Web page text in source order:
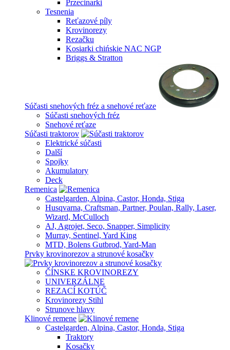
Przecinarki
Tesnenia
Reťazové píly
Krovinorezy
Rezačku
Kosiarki chińskie NAC NGP
Briggs & Stratton
Súčasti snehových fréz a snehové reťaze
Súčasti snehových fréz
Snehové reťaze
Súčasti traktorov
Elektrické súčasti
Další
Spojky
Akumulatory
Deck
Remenica
Castelgarden, Alpina, Castor, Honda, Stiga
Husqvarna, Craftsman, Partner, Poulan, Rally, Laser,
Wizard, McCulloch
AJ, Agrojet, Seco, Snapper, Simplicity
Murray, Sentinel, Yard King
MTD, Bolens Gutbrod, Yard-Man
Prvky krovinorezov a strunové kosačky
ČÍNSKE KROVINOREZY
UNIVERZÁLNE
REZACÍ KOTÚČ
Krovinorezy Stihl
Strunove hlavy
Klinové remene
Castelgarden, Alpina, Castor, Honda, Stiga
Traktory
Kosačky